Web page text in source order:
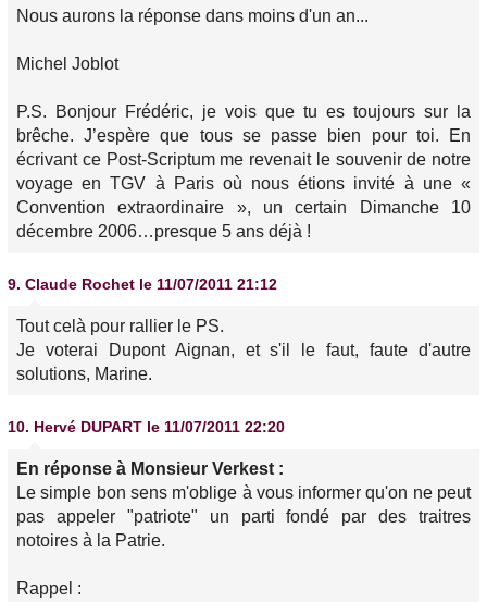
Nous aurons la réponse dans moins d'un an...
Michel Joblot
P.S. Bonjour Frédéric, je vois que tu es toujours sur la
brêche. J’espère que tous se passe bien pour toi. En
écrivant ce Post-Scriptum me revenait le souvenir de notre
voyage en TGV à Paris où nous étions invité à une «
Convention extraordinaire », un certain Dimanche 10
décembre 2006…presque 5 ans déjà !
9. Claude Rochet le 11/07/2011 21:12
Tout celà pour rallier le PS.
Je voterai Dupont Aignan, et s'il le faut, faute d'autre
solutions, Marine.
10. Hervé DUPART le 11/07/2011 22:20
En réponse à Monsieur Verkest :
Le simple bon sens m'oblige à vous informer qu'on ne peut
pas appeler "patriote" un parti fondé par des traitres
notoires à la Patrie.
Rappel :